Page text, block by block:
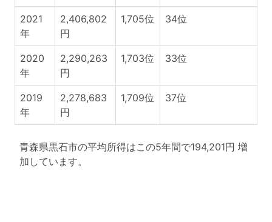
2021
年
2,406,802
円
1,705位 34位
2020
年
2,290,263
円
1,703位 33位
2019
年
2,278,683
円
1,709位 37位
青森県黒石市の平均所得はこの5年間で194,201円 増
加しています。